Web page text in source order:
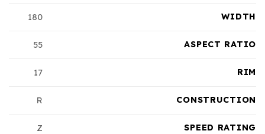
WIDTH
180
ASPECT RATIO
55
RIM
17
CONSTRUCTION
R
SPEED RATING
Z